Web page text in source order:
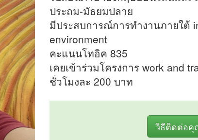
ประถม-มัธยมปลาย
มีประสบการณ์การทำงานภายใต้
environment
คะแนนโทอิค 835
เคยเข้าร่วมโครงการ work and
ชั่วโมงละ 200 บาท
วิธีติดต่อคุ